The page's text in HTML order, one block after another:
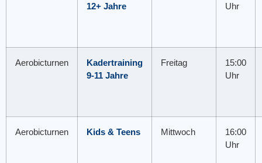
12+ Jahre
Uhr
Aerobicturnen
Kadertraining
9-11 Jahre
Freitag
15:00
Uhr
Aerobicturnen Kids & Teens Mittwoch
16:00
Uhr